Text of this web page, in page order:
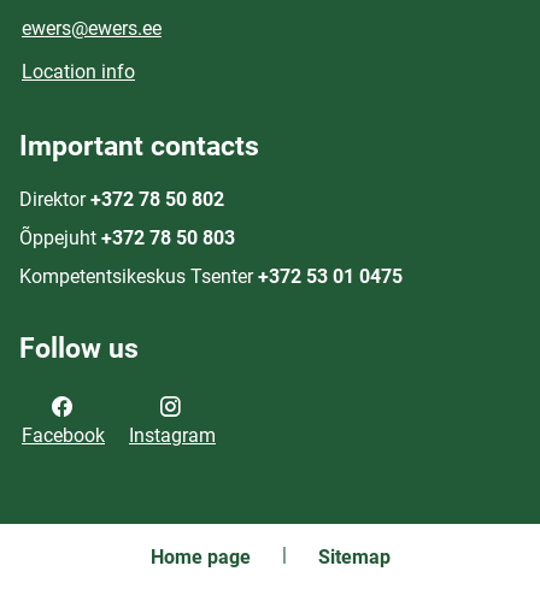
ewers@ewers.ee
Location info
Important contacts
Direktor +372 78 50 802
Õppejuht +372 78 50 803
Kompetentsikeskus Tsenter +372 53 01 0475
Follow us
Facebook Instagram
Home page Sitemap